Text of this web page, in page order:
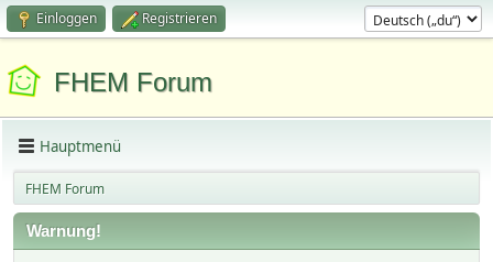
Einloggen Registrieren
FHEM Forum
Hauptmenü
FHEM Forum
Warnung!